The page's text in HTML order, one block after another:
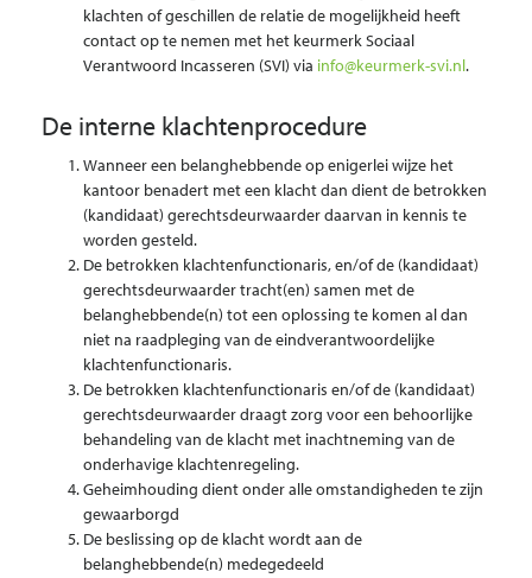
klachten of geschillen de relatie de mogelijkheid heeft
contact op te nemen met het keurmerk Sociaal
Verantwoord Incasseren (SVI) via info@keurmerk-svi.nl.
De interne klachtenprocedure
Wanneer een belanghebbende op enigerlei wijze het
kantoor benadert met een klacht dan dient de betrokken
(kandidaat) gerechtsdeurwaarder daarvan in kennis te
worden gesteld.
De betrokken klachtenfunctionaris, en/of de (kandidaat)
gerechtsdeurwaarder tracht(en) samen met de
belanghebbende(n) tot een oplossing te komen al dan
niet na raadpleging van de eindverantwoordelijke
klachtenfunctionaris.
De betrokken klachtenfunctionaris en/of de (kandidaat)
gerechtsdeurwaarder draagt zorg voor een behoorlijke
behandeling van de klacht met inachtneming van de
onderhavige klachtenregeling.
Geheimhouding dient onder alle omstandigheden te zijn
gewaarborgd
De beslissing op de klacht wordt aan de
belanghebbende(n) medegedeeld